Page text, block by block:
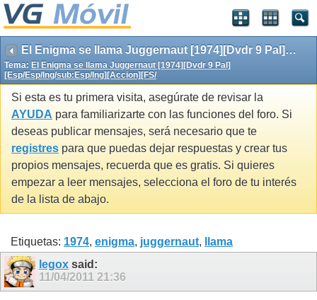
El Enigma se llama Juggernaut [1974][Dvdr 9 Pal][Esp/Esp/Ing/sub:Esp/Ing][Accion][FS/
Tema: El Enigma se llama Juggernaut [1974][Dvdr 9 Pal]
[Esp/Esp/Ing/sub:Esp/Ing][Accion][FS/
Si esta es tu primera visita, asegúrate de revisar la
AYUDA para familiarizarte con las funciones del foro. Si
deseas publicar mensajes, será necesario que te
registres para que puedas dejar respuestas y crear tus
propios mensajes, recuerda que es gratis. Si quieres
empezar a leer mensajes, selecciona el foro de tu interés
de la lista de abajo.
Etiquetas: 1974, enigma, juggernaut,
llama
legox said:
11/04/2011 21:36